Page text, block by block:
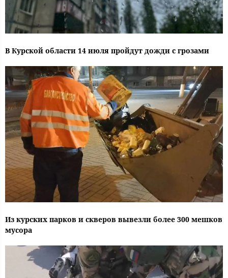
В Курской области 14 июля пройдут дожди с грозами
Из курских парков и скверов вывезли более 300 мешков
мусора